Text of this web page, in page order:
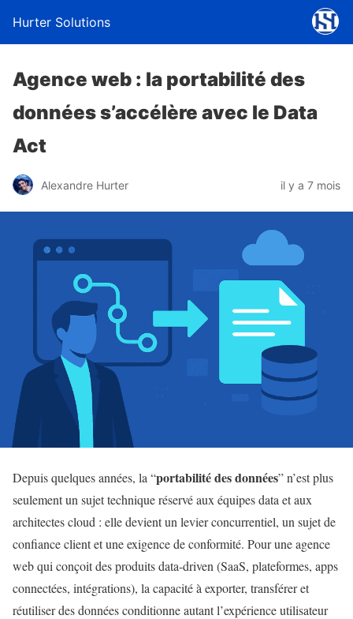
Hurter Solutions
Agence web : la portabilité des
données s’accélère avec le Data
Act
Alexandre Hurter il y a 7 mois
Depuis quelques années, la “portabilité des données” n’est plus
seulement un sujet technique réservé aux équipes data et aux
architectes cloud : elle devient un levier concurrentiel, un sujet de
confiance client et une exigence de conformité. Pour une agence
web qui conçoit des produits data-driven (SaaS, plateformes, apps
connectées, intégrations), la capacité à exporter, transférer et
réutiliser des données conditionne autant l’expérience utilisateur